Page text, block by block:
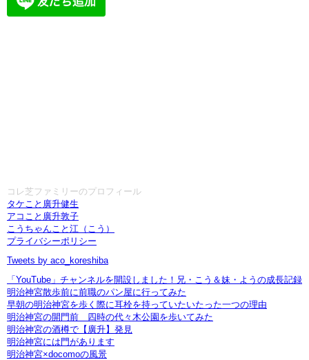
コレ芝ファミリーのプロフィール
タケこと廣升健生
アコこと廣升敦子
こうちゃんこと江（こう）
プライバシーポリシー
Tweets by aco_koreshiba
「YouTube」チャンネルを開設しました！兄・こう＆妹・ようの成長記録
明治神宮散歩前に前職のパン屋に行ってみた
早朝の明治神宮を歩く際に耳栓を持っていたいたった一つの理由
明治神宮の開門前 四時の代々木公園を歩いてみた
明治神宮の酒樽で【廣升】発見
明治神宮には門があります
明治神宮×docomoの風景